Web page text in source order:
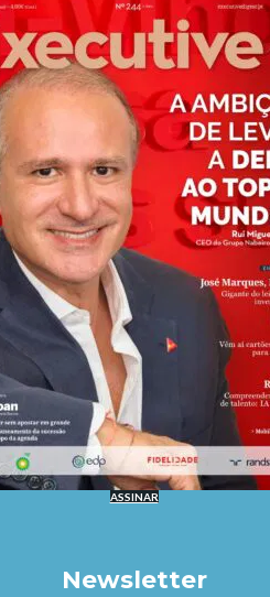
ASSINAR
Newsletter